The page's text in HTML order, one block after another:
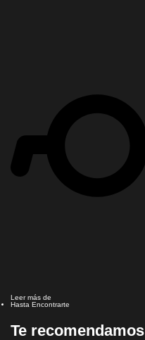
Leer más de
Hasta Encontrarte
Te recomendamos